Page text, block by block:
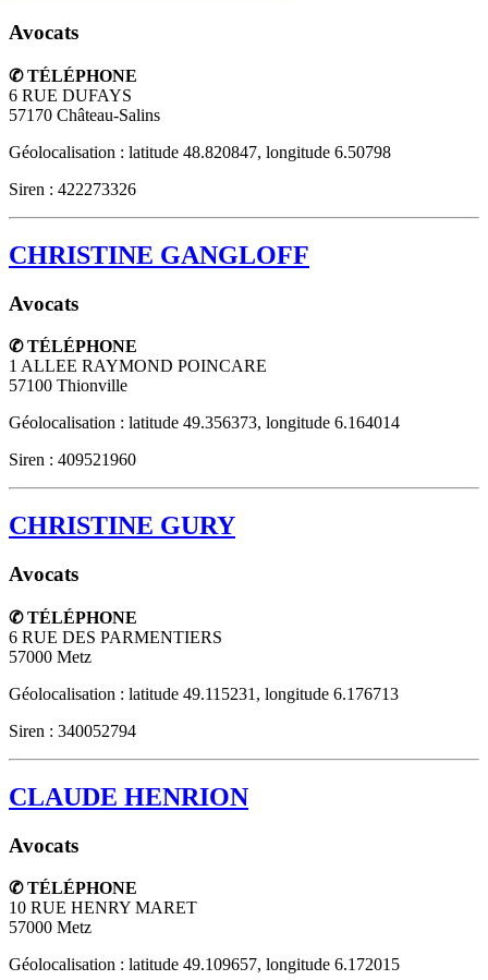
Avocats
✆ TÉLÉPHONE
6 RUE DUFAYS
57170 Château-Salins
Géolocalisation : latitude 48.820847, longitude 6.50798
Siren : 422273326
CHRISTINE GANGLOFF
Avocats
✆ TÉLÉPHONE
1 ALLEE RAYMOND POINCARE
57100 Thionville
Géolocalisation : latitude 49.356373, longitude 6.164014
Siren : 409521960
CHRISTINE GURY
Avocats
✆ TÉLÉPHONE
6 RUE DES PARMENTIERS
57000 Metz
Géolocalisation : latitude 49.115231, longitude 6.176713
Siren : 340052794
CLAUDE HENRION
Avocats
✆ TÉLÉPHONE
10 RUE HENRY MARET
57000 Metz
Géolocalisation : latitude 49.109657, longitude 6.172015